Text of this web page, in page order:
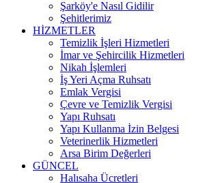
Şarköy'e Nasıl Gidilir
Şehitlerimiz
HİZMETLER
Temizlik İşleri Hizmetleri
İmar ve Şehircilik Hizmetleri
Nikah İşlemleri
İş Yeri Açma Ruhsatı
Emlak Vergisi
Çevre ve Temizlik Vergisi
Yapı Ruhsatı
Yapı Kullanma İzin Belgesi
Veterinerlik Hizmetleri
Arsa Birim Değerleri
GÜNCEL
Halısaha Ücretleri